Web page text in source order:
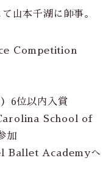
山本千湖に師事。
Competition
6位以内入賞
School of
加
Ballet Academyへ